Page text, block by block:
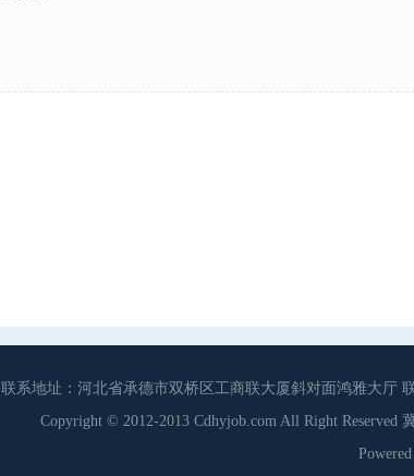
联系地址：河北省承德市双桥区工商联大厦斜对面鸿雅大厅
Copyright © 2012-2013 Cdhyjob.com All Right Reserved